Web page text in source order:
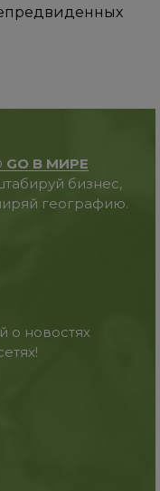
GO В МИРЕ
бизнес,
географию.
о новостях